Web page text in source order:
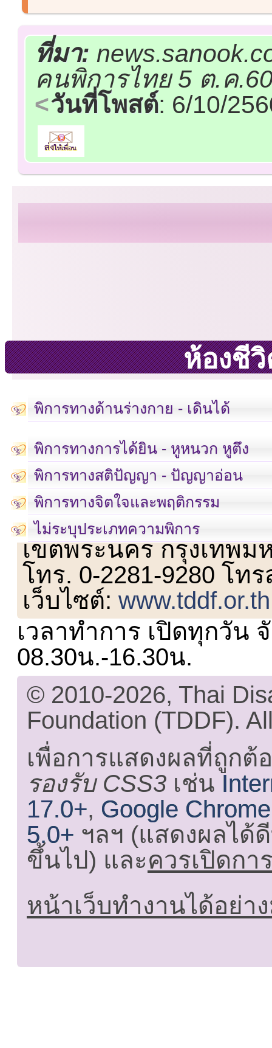
ที่มา:
คนพิการไทย 5 ต.ค
วันที่โพสต์: 6/10/
ห้องชี
พิการทางด้านร่างกาย - เดินได้
พิการทางการได้ยิน - หูหนวก หูตึง
พิการทางสติปัญญา - ปัญญาอ่อน
พิการทางจิตใจและพฤติกรรม
ไม่ระบุประเภทความพิการ
เลขที่ 23 ชั้น 2 ถนนวิ
เขตพระนคร กรุงเทพม
โทร. 0-2281-9280 โท
เว็บไซต์:www.tddf.or.th
เวลาทำการ เปิดทุกวัน
08.30น.-16.30น.
© 2010-2026, Thai
Foundation (TDDF).
เพื่อการแสดงผลที่ถูกต้
รองรับ CSS3 เช่น
17.0+, Google
5.0+ ฯลฯ (แสดงผลได้
ขึ้นไป) และควรเปิดกา
หน้าเว็บทำงานได้อย่า